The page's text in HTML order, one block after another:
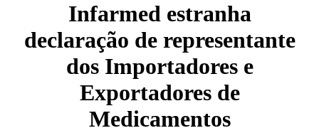
Infarmed estranha
declaração de representante
dos Importadores e
Exportadores de
Medicamentos